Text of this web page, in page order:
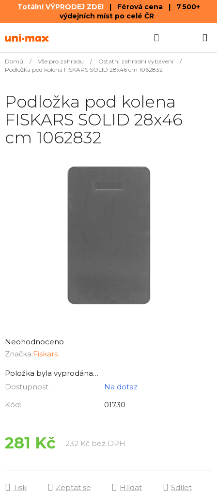
Totální VÝPRODEJ ZDE!| Férová cena | 7 500+
výdejních míst po celé ČR
na
KOŠÍK
Domů / Vše pro zahradu / Ostatní zahradní vybavení
/
Podložka pod kolena FISKARS SOLID 28x46 cm 1062832
hodnocení
produktu
0,0
z
5
Neohodnoceno
Značka:Fiskars
Položka byla vyprodána…
Dostupnost
Na dotaz
Kód:
01730
281 Kč 232 Kč bez DPH
Tisk Zeptat se Hlídat Sdílet
Podložka pod kolena
FISKARS SOLID 28x46
cm 1062832